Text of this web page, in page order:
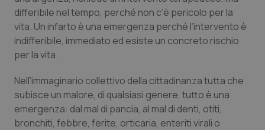
Basilicata
Calabria
Campania
Emilia-Romagna
Artrite & artrosi
Asma & BPCO
Car-T
Colesterolo & coronaropatie
QS Club Newsletter
differibile nel tempo, perché non c’è pericolo per la
vita. Un infarto è una emergenza perché l’intervento è
indifferibile, immediato ed esiste un concreto rischio
per la vita.
Nell’immaginario collettivo della cittadinanza tutta che
subisce un malore, di qualsiasi genere, tutto è una
emergenza: dal mal di pancia, al mal di denti, otiti,
bronchiti, febbre, ferite, orticaria, enteriti virali o